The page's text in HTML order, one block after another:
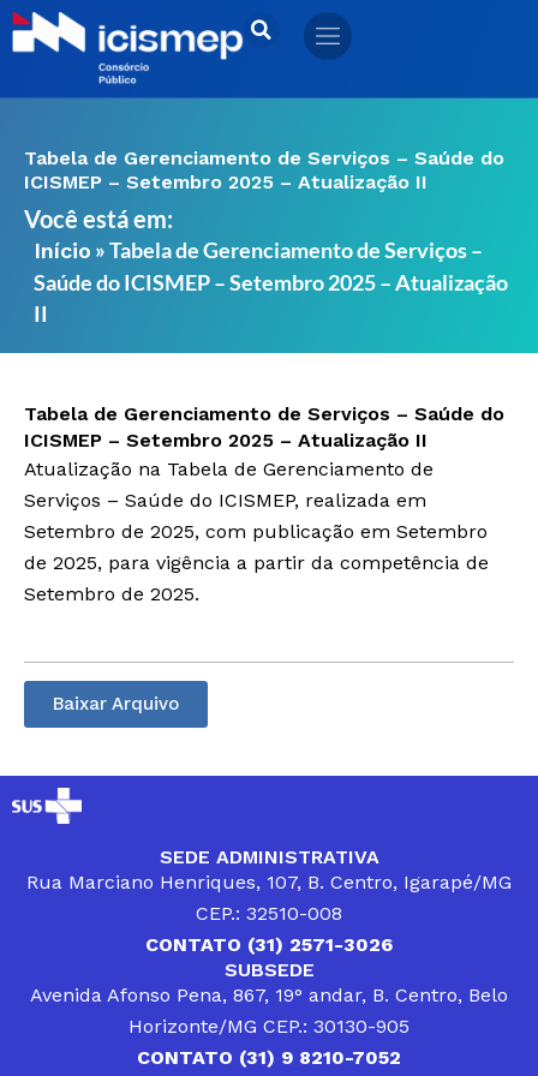
Ir
para
Tabela de Gerenciamento de Serviços – Saúde do
ICISMEP – Setembro 2025 – Atualização II
Você está em:
Início »Tabela de Gerenciamento de Serviços –
Saúde do ICISMEP – Setembro 2025 – Atualização
II
Tabela de Gerenciamento de Serviços – Saúde do
ICISMEP – Setembro 2025 – Atualização II
Atualização na Tabela de Gerenciamento de
Serviços – Saúde do ICISMEP, realizada em
Setembro de 2025, com publicação em Setembro
de 2025, para vigência a partir da competência de
Setembro de 2025.
Baixar Arquivo
SEDE ADMINISTRATIVA
Rua Marciano Henriques, 107, B. Centro, Igarapé/MG
CEP.: 32510-008
CONTATO (31) 2571-3026
SUBSEDE
Avenida Afonso Pena, 867, 19° andar, B. Centro, Belo
Horizonte/MG CEP.: 30130-905
CONTATO (31) 9 8210-7052